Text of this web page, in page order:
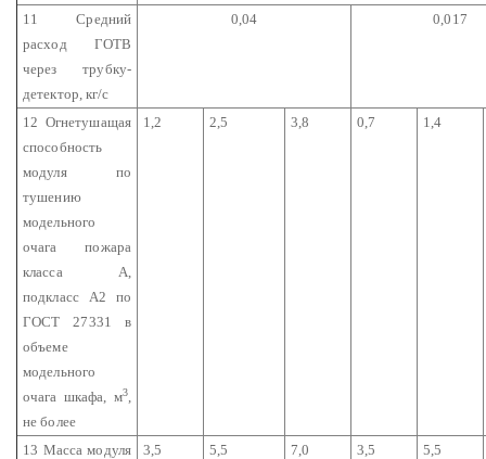
11 Средний
расход ГОТВ
через трубку-
детектор, кг/с
0,04 0,017
12 Огнетушащая
способность
модуля по
тушению
модельного
очага пожара
класса А,
подкласс А2 по
ГОСТ 27331 в
объеме
модельного
очага шкафа, м3,
не более
1,2 2,5 3,8 0,7 1,4
13 Масса модуля
3,5 5,5 7,0 3,5 5,5